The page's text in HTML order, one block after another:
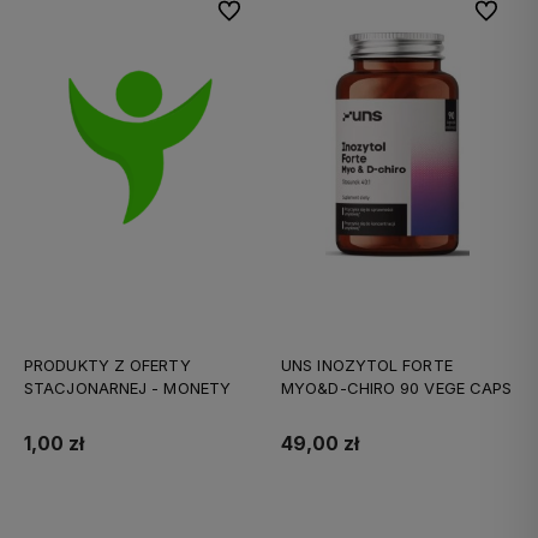
PRODUKTY Z OFERTY
STACJONARNEJ - MONETY
1,00 zł
Do ulubionych
UNS INOZYTOL FORTE
MYO&D-CHIRO 90 VEGE CAPS
49,00 zł
Do